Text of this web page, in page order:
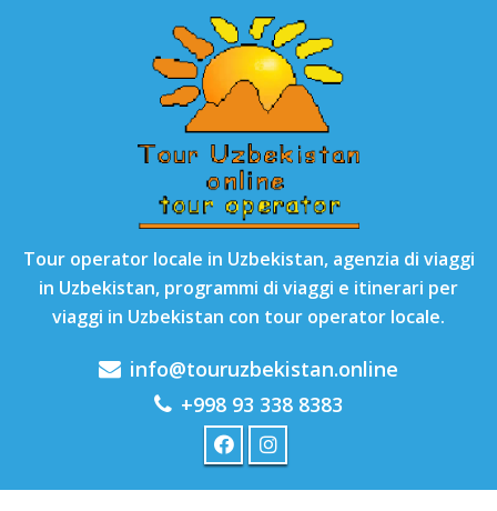
Tour operator locale in Uzbekistan, agenzia di viaggi
in Uzbekistan, programmi di viaggi e itinerari per
viaggi in Uzbekistan con tour operator locale.
info@touruzbekistan.online
+998 93 338 8383